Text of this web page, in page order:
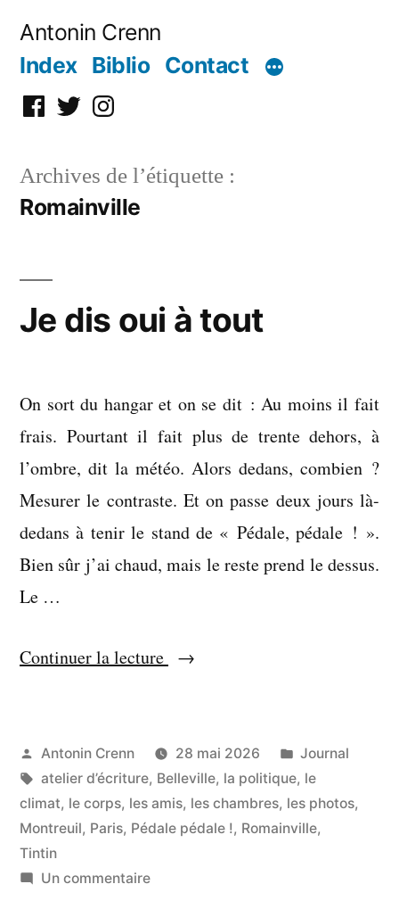
Antonin Crenn
Index Biblio Contact
Facebook
TwitterInstagram
Archives de l’étiquette :
Romainville
Je dis oui à tout
On sort du hangar et on se dit : Au moins il fait
frais. Pourtant il fait plus de trente dehors, à
l’ombre, dit la météo. Alors dedans, combien ?
Mesurer le contraste. Et on passe deux jours là-
dedans à tenir le stand de « Pédale, pédale ! ».
Bien sûr j’ai chaud, mais le reste prend le dessus.
Le …
Continuer la lecture « Je
tout »
Publié
par
Antonin Crenn 28 mai 2026
Publié
dans
Journal
Étiquettes :
atelier d’écriture, Belleville, la politique, le
climat, le corps, les amis, les chambres, les photos,
Montreuil, Paris, Pédale pédale !, Romainville,
Tintin
Un commentairesur